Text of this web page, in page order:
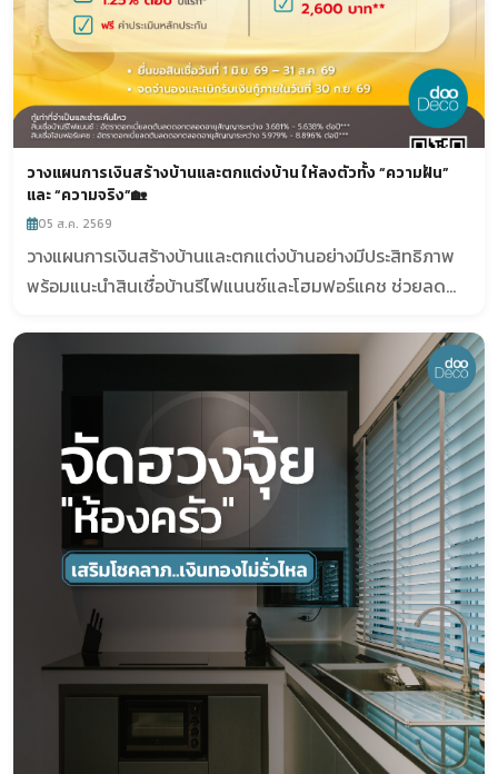
วางแผนการเงินสร้างบ้านและตกแต่งบ้าน ให้ลงตัวทั้ง “ความฝัน”
และ “ความจริง”🏡
05 ส.ค. 2569
วางแผนการเงินสร้างบ้านและตกแต่งบ้านอย่างมีประสิทธิภาพ
พร้อมแนะนำสินเชื่อบ้านรีไฟแนนซ์และโฮมฟอร์แคช ช่วยลด